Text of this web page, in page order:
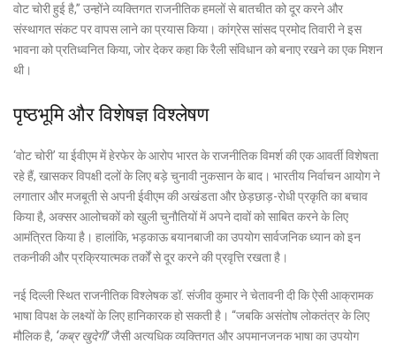
वोट चोरी हुई है,” उन्होंने व्यक्तिगत राजनीतिक हमलों से बातचीत को दूर करने और
संस्थागत संकट पर वापस लाने का प्रयास किया। कांग्रेस सांसद प्रमोद तिवारी ने इस
भावना को प्रतिध्वनित किया, जोर देकर कहा कि रैली संविधान को बनाए रखने का एक मिशन
थी।
पृष्ठभूमि और विशेषज्ञ विश्लेषण
‘वोट चोरी’ या ईवीएम में हेरफेर के आरोप भारत के राजनीतिक विमर्श की एक आवर्ती विशेषता
रहे हैं, खासकर विपक्षी दलों के लिए बड़े चुनावी नुकसान के बाद। भारतीय निर्वाचन आयोग ने
लगातार और मजबूती से अपनी ईवीएम की अखंडता और छेड़छाड़-रोधी प्रकृति का बचाव
किया है, अक्सर आलोचकों को खुली चुनौतियों में अपने दावों को साबित करने के लिए
आमंत्रित किया है। हालांकि, भड़काऊ बयानबाजी का उपयोग सार्वजनिक ध्यान को इन
तकनीकी और प्रक्रियात्मक तर्कों से दूर करने की प्रवृत्ति रखता है।
नई दिल्ली स्थित राजनीतिक विश्लेषक डॉ. संजीव कुमार ने चेतावनी दी कि ऐसी आक्रामक
भाषा विपक्ष के लक्ष्यों के लिए हानिकारक हो सकती है। “जबकि असंतोष लोकतंत्र के लिए
मौलिक है, ‘कब्र खुदेगी’जैसी अत्यधिक व्यक्तिगत और अपमानजनक भाषा का उपयोग